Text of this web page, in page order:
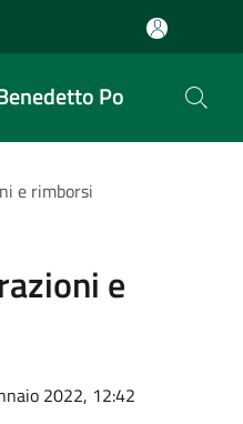
Po
e rimborsi
e
2022, 12:42